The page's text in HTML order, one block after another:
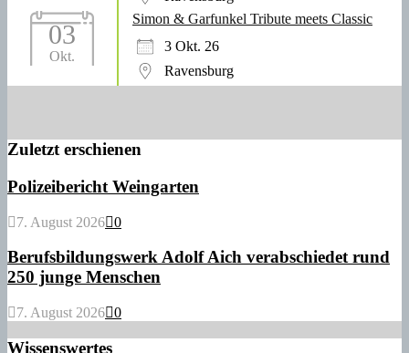
03
Okt.
Simon & Garfunkel Tribute meets Classic
3 Okt. 26
Ravensburg
Zuletzt erschienen
Polizeibericht Weingarten
7. August 2026 0
Berufsbildungswerk Adolf Aich verabschiedet rund
250 junge Menschen
7. August 2026 0
Wissenswertes